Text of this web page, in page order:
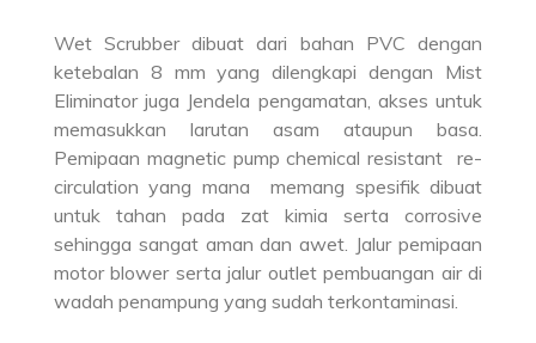
Wet Scrubber dibuat dari bahan PVC dengan
ketebalan 8 mm yang dilengkapi dengan Mist
Eliminator juga Jendela pengamatan, akses untuk
memasukkan larutan asam ataupun basa.
Pemipaan magnetic pump chemical resistant re-
circulation yang mana memang spesifik dibuat
untuk tahan pada zat kimia serta corrosive
sehingga sangat aman dan awet. Jalur pemipaan
motor blower serta jalur outlet pembuangan air di
wadah penampung yang sudah terkontaminasi.